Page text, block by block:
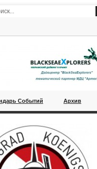
Событий Архив